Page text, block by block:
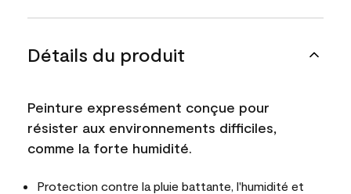
Détails du produit
Peinture expressément conçue pour
résister aux environnements difficiles,
comme la forte humidité.
Protection contre la pluie battante, l'humidité et